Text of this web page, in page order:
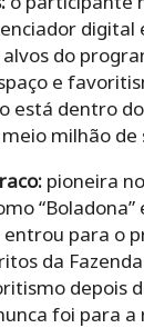
digital
do
e
está dentro
milhão de
pioneira
“Boladona”
entrou para o
da
depois
foi para a